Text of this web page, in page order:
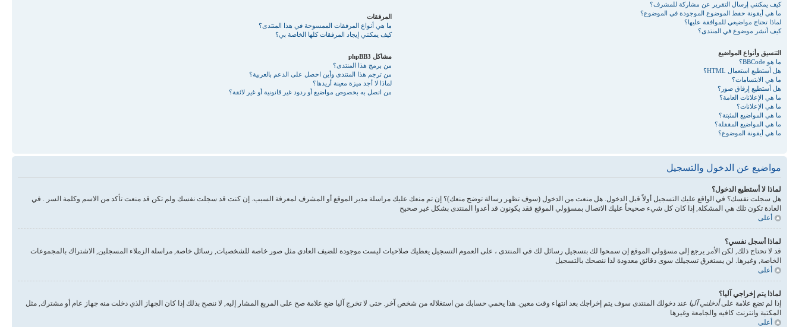
كيف يمكنني إرسال التقرير عن مشاركة للمشرف؟
ما هي أيقونة حفظ الموضوع الموجودة في الموضوع؟
لماذا تحتاج مواضيعي للموافقة عليها؟
كيف أنشر موضوع في المنتدى؟
التنسيق وأنواع المواضيع
ما هو BBCode؟
هل أستطيع استعمال HTML؟
ما هي الابتسامات؟
هل أستطيع إرفاق صور؟
ما هي الإعلانات العامة؟
ما هي الإعلانات؟
ما هي المواضيع المثبتة؟
ما هي المواضيع المقفلة؟
ما هي أيقونة الموضوع؟
المرفقات
ما هي أنواع المرفقات الممسوحة في هذا المنتدى؟
كيف يمكنني إيجاد المرفقات كلها الخاصة بي؟
مشاكل phpBB3
من برمج هذا المنتدى؟
من ترجم هذا المنتدى وأين احصل على الدعم بالعربية؟
لماذا لا أجد ميزة معينة أريدها؟
من اتصل به بخصوص مواضيع أو ردود غير قانونية أو غير لائقة؟
مواضيع عن الدخول والتسجيل
لماذا لا أستطيع الدخول؟
هل سجلت نفسك؟ في الواقع عليك التسجيل أولاً قبل الدخول. هل منعت من الدخول (سوف تظهر رسالة توضح منعك)؟ إن تم منعك عليك مراسلة مدير الموقع أو المشرف لمعرفة السبب. إن كنت قد سجلت نفسك ولم تكن قد منعت تأكد من الاسم وكلمة السر . في
العادة تكون تلك هي المشكلة, إذا كان كل شيء صحيحاً عليك الاتصال بمسؤولي الموقع فقد يكونون قد أعدوا المنتدى بشكل غير صحيح
أعلى
لماذا أسجل نفسي؟
قد لا تحتاج ذلك, لكن الأمر يرجع إلى مسؤولي الموقع إن سمحوا لك بتسجيل رسائل لك في المنتدى ، على العموم التسجيل يعطيك صلاحيات ليست موجودة للضيف العادي مثل صور خاصة للشخصيات, رسائل خاصة, مراسلة الزملاء المسجلين, الاشتراك بالمجموعات
الخاصة, وغيرها. لن يستغرق تسجيلك سوى دقائق معدودة لذا ننصحك بالتسجيل
أعلى
لماذا يتم إخراجي آليا؟
إذا لم تضع علامة علىأدخلني آليا عند دخولك المنتدى سوف يتم إخراجك بعد انتهاء وقت معين. هذا يحمي حسابك من استغلاله من شخص آخر. حتى لا تخرج آليا ضع علامة صح على المربع المشار إليه, لا ننصح بذلك إذا كان الجهاز الذي دخلت منه جهاز عام أو مشترك, مثل
المكتبة وانترنت كافيه والجامعة وغيرها
أعلى